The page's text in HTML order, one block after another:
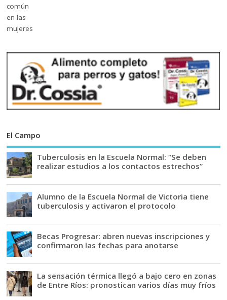
El Campo
Tuberculosis en la Escuela Normal: “Se deben
realizar estudios a los contactos estrechos”
Alumno de la Escuela Normal de Victoria tiene
tuberculosis y activaron el protocolo
Becas Progresar: abren nuevas inscripciones y
confirmaron las fechas para anotarse
La sensación térmica llegó a bajo cero en zonas
de Entre Ríos: pronostican varios días muy fríos